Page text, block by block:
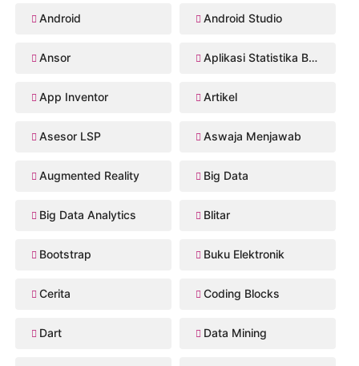
Android Android Studio
Ansor Aplikasi Statistika Bayesian
App Inventor Artikel
Asesor LSP Aswaja Menjawab
Augmented Reality Big Data
Big Data Analytics Blitar
Bootstrap Buku Elektronik
Cerita Coding Blocks
Dart Data Mining